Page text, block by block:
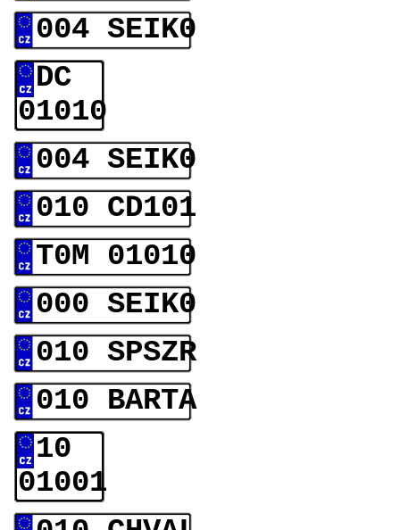
004 SEIK0
DC
01010
004 SEIK0
010 CD101
T0M 01010
000 SEIK0
010 SPSZR
010 BARTA
10
01001